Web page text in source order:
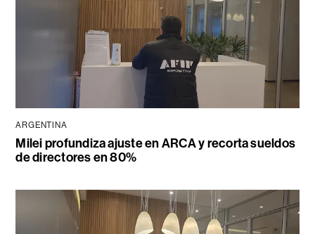
ARGENTINA
Milei profundiza ajuste en ARCA y recorta sueldos
de directores en 80%